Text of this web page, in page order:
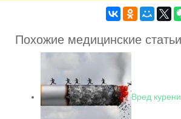
Похожие медицинские статьи
Вред